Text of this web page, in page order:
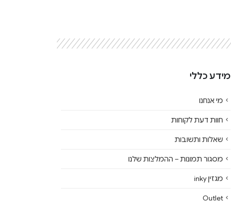
מידע כללי
מי אנחנו
חוות דעת לקוחות
שאלות ותשובות
מסגור תמונות – ההמלצות שלנו
מגזין inky
Outlet